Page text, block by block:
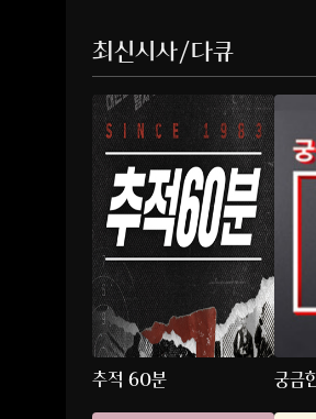
최신시사/다큐
추적 60분 궁금